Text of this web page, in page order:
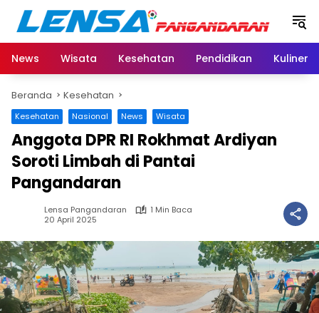
Langsung
konten
News
Wisata Kesehatan Pendidikan Kuliner
Beranda Kesehatan
Kesehatan Nasional News Wisata
Anggota DPR RI Rokhmat Ardiyan
Soroti Limbah di Pantai
Pangandaran
Lensa Pangandaran
1 Min Baca
20 April 2025